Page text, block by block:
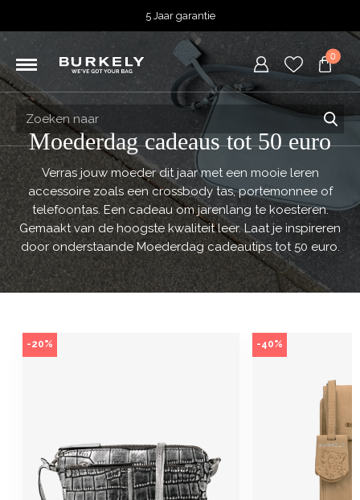
5 Jaar garantie
uit 5 op
TrustedShops
Besteld voor 15:00 = vandaag verzonden.
Gratis verzending van je bestelling
vanaf 39,95 euro
Gratis retourneren
5 Jaar garantie
Beoordeeld met een4,52uit 5 op TrustedShops
0
Moederdag cadeaus tot 50 euro
Verras jouw moeder dit jaar met een mooie leren
accessoire zoals een crossbody tas, portemonnee of
telefoontas. Een cadeau om jarenlang te koesteren.
Gemaakt van de hoogste kwaliteit leer. Laat je inspireren
door onderstaande Moederdag cadeautips tot 50 euro.
-20% -40%